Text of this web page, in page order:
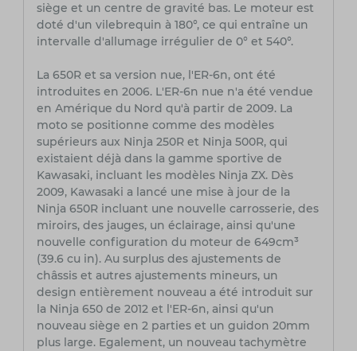
siège et un centre de gravité bas. Le moteur est
doté d'un vilebrequin à 180°, ce qui entraîne un
intervalle d'allumage irrégulier de 0° et 540°.
La 650R et sa version nue, l'ER-6n, ont été
introduites en 2006. L'ER-6n nue n'a été vendue
en Amérique du Nord qu'à partir de 2009. La
moto se positionne comme des modèles
supérieurs aux Ninja 250R et Ninja 500R, qui
existaient déjà dans la gamme sportive de
Kawasaki, incluant les modèles Ninja ZX. Dès
2009, Kawasaki a lancé une mise à jour de la
Ninja 650R incluant une nouvelle carrosserie, des
miroirs, des jauges, un éclairage, ainsi qu'une
nouvelle configuration du moteur de 649cm³
(39.6 cu in). Au surplus des ajustements de
châssis et autres ajustements mineurs, un
design entièrement nouveau a été introduit sur
la Ninja 650 de 2012 et l'ER-6n, ainsi qu'un
nouveau siège en 2 parties et un guidon 20mm
plus large. Egalement, un nouveau tachymètre